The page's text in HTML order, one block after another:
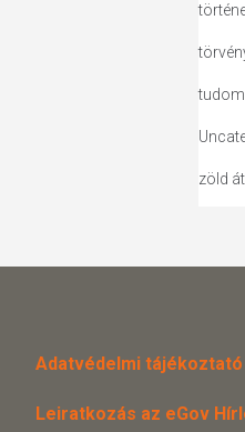
zöld
Adatvédelmi tájékoztató
Leiratkozás az eGov